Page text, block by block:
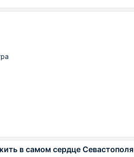
в самом сердце Севастополя